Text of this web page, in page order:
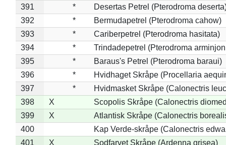
391
*
Desertas Petrel (Pterodroma
392
*
Bermudapetrel (Pterodroma cahow)
393
*
Cariberpetrel (Pterodroma hasitata)
394
*
Trindadepetrel (Pterodroma
395
*
Baraus's Petrel (Pterodroma baraui)
396
*
Hvidhaget Skråpe (Procellaria
397
*
Hvidmasket Skråpe (Calonectris
398
X
Scopolis Skråpe (Calonectris
399
X
Atlantisk Skråpe (Calonectris
400
Kap Verde-skråpe (Calonectris
401
X
Sodfarvet Skråpe (Ardenna grisea)